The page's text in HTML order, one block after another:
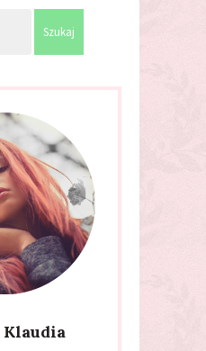
Klaudia